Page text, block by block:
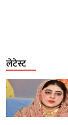
लेटेस्ट